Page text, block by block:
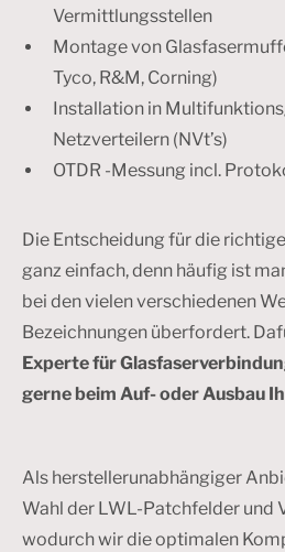
Vermittlungsstellen
Montage von
Tyco, R&M, Corning)
Installation in
Netzverteilern (NVt’s)
OTDR -Messung incl.
Die Entscheidung für die
ganz einfach, denn häufig ist
bei den vielen verschiedenen
Bezeichnungen überfordert.
Experte für
gerne beim Auf- oder Ausbau
Als herstellerunabhängiger
Wahl der LWL-Patchfelder und
wodurch wir die optimalen